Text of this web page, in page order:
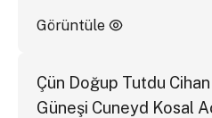
Görüntüle
Çün Doğup Tutdu
Güneşi Cuneyd Kosal